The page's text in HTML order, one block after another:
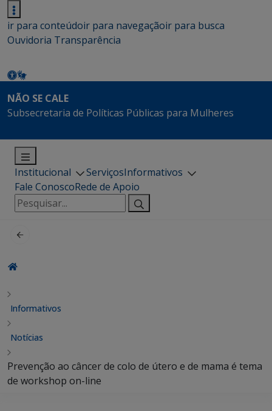
ir para conteúdoir para navegaçãoir para busca
Ouvidoria Transparência
NÃO SE CALE
Subsecretaria de Políticas Públicas para Mulheres
Institucional ServiçosInformativos
Fale ConoscoRede de Apoio
Pesquisar
por:
Informativos
Notícias
Prevenção ao câncer de colo de útero e de mama é tema
de workshop on-line